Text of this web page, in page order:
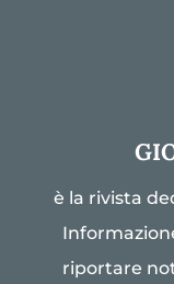
è la rivista
riportare